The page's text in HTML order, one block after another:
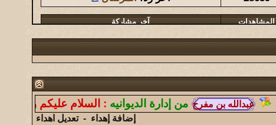
146276 آخر رد:المشرقي
14744 آخر رد:الغازي
المشاهدات آخر مشاركة
17767 آخر رد: همس الغروب من إدارة الديوانيه :السلام عليكم ورحمة الله
إضافة إهداء -تعديل اهداء